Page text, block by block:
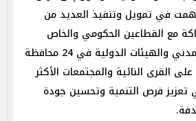
في تمويل وتنفيذ العديد من
مع القطاعين الحكومي والخاص
ومؤسسات المجتمع المدني والهيئات الدولية في 24 محافظة
القرى النائية والمجتمعات الأكثر
تعزيز فرص التنمية وتحسين جودة